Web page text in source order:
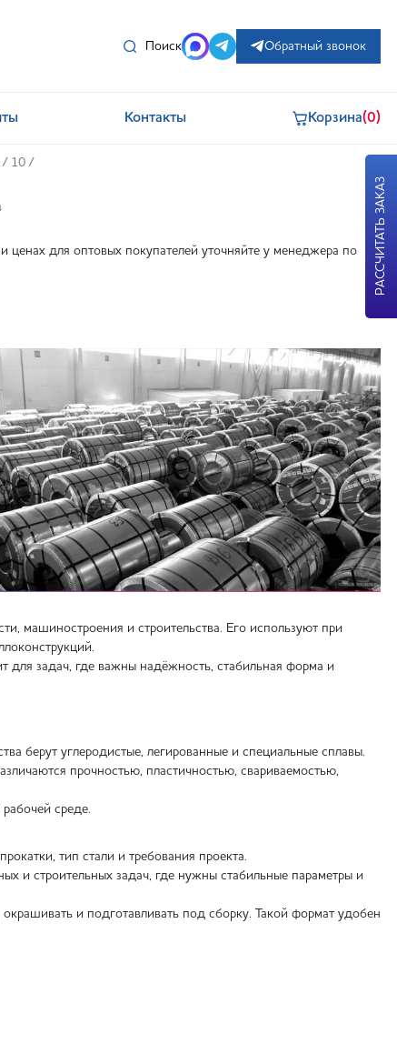
Поиск Обратный звонок
Контакты Корзина(0)
/ 10 /
для оптовых покупателей уточняйте у менеджера по
машиностроения и строительства. Его используют при
для задач, где важны надёжность, стабильная форма и
берут углеродистые, легированные и специальные сплавы.
прочностью, пластичностью, свариваемостью,
среде.
тип стали и требования проекта.
и строительных задач, где нужны стабильные параметры и
и подготавливать под сборку. Такой формат удобен
РАССЧИТАТЬ ЗАКАЗ